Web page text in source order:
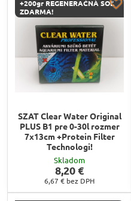
+200gr REGENERAČNÁ SOĽ
ZDARMA!
SZAT Clear Water Original
PLUS B1 pre 0-30l rozmer
7x13cm +Protein Filter
Technologi!
Skladom
8,20 €
6,67 € bez DPH